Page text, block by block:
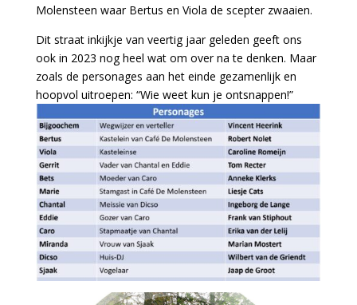
Molensteen waar Bertus en Viola de scepter zwaaien.
Dit straat inkijkje van veertig jaar geleden geeft ons
ook in 2023 nog heel wat om over na te denken. Maar
zoals de personages aan het einde gezamenlijk en
hoopvol uitroepen: “Wie weet kun je ontsnappen!”